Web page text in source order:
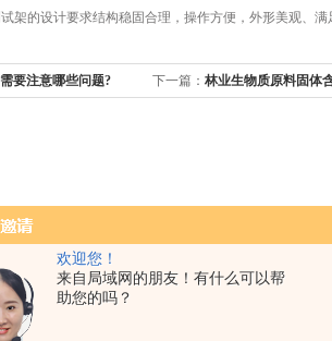
欢迎您！
来自局域网的朋友！有什么可以帮
助您的吗？
架的设计要求结构稳固合理，操作方便，外形美观、满
要注意哪些问题? 下一篇： 林业生物质原料固体